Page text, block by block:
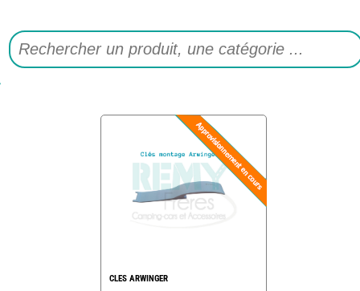
CLES ARWINGER